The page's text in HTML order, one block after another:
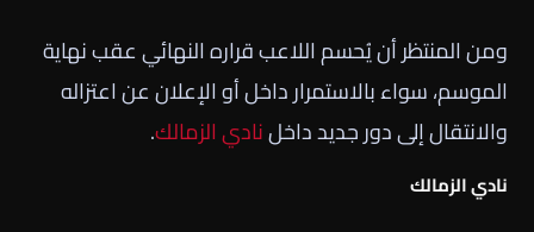
ومن المنتظر أن يُحسم اللاعب قراره النهائي عقب نهاية
الموسم، سواء بالاستمرار داخل أو الإعلان عن اعتزاله
والانتقال إلى دور جديد داخلنادي الزمالك.
نادي الزمالك